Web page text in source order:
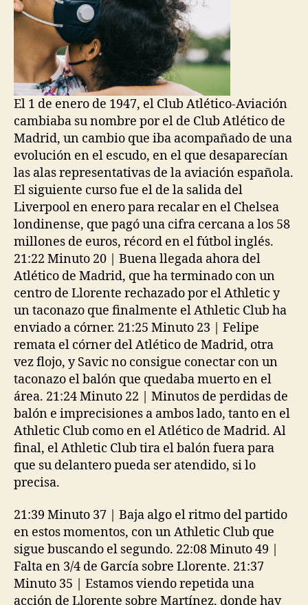
El 1 de enero de 1947, el Club Atlético-Aviación
cambiaba su nombre por el de Club Atlético de
Madrid, un cambio que iba acompañado de una
evolución en el escudo, en el que desaparecían
las alas representativas de la aviación española.
El siguiente curso fue el de la salida del
Liverpool en enero para recalar en el Chelsea
londinense, que pagó una cifra cercana a los 58
millones de euros, récord en el fútbol inglés.
21:22 Minuto 20 | Buena llegada ahora del
Atlético de Madrid, que ha terminado con un
centro de Llorente rechazado por el Athletic y
un taconazo que finalmente el Athletic Club ha
enviado a córner. 21:25 Minuto 23 | Felipe
remata el córner del Atlético de Madrid, otra
vez flojo, y Savic no consigue conectar con un
taconazo el balón que quedaba muerto en el
área. 21:24 Minuto 22 | Minutos de perdidas de
balón e imprecisiones a ambos lado, tanto en el
Athletic Club como en el Atlético de Madrid. Al
final, el Athletic Club tira el balón fuera para
que su delantero pueda ser atendido, si lo
precisa.
21:39 Minuto 37 | Baja algo el ritmo del partido
en estos momentos, con un Athletic Club que
sigue buscando el segundo. 22:08 Minuto 49 |
Falta en 3/4 de García sobre Llorente. 21:37
Minuto 35 | Estamos viendo repetida una
acción de Llorente sobre Martínez, donde hay